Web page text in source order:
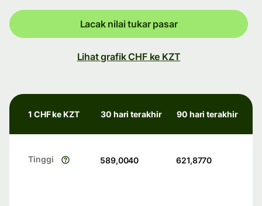
Lacak nilai tukar pasar
Lihat grafik CHF ke KZT
1 CHF ke KZT 30 hari terakhir 90 hari terakhir
Tinggi 589,0040 621,8770